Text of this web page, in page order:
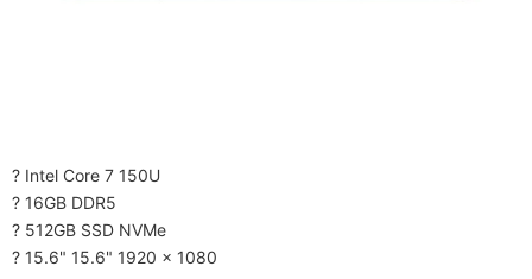
? Intel Core 7 150U
? 16GB DDR5
? 512GB SSD NVMe
? 15.6" 15.6" 1920 x 1080